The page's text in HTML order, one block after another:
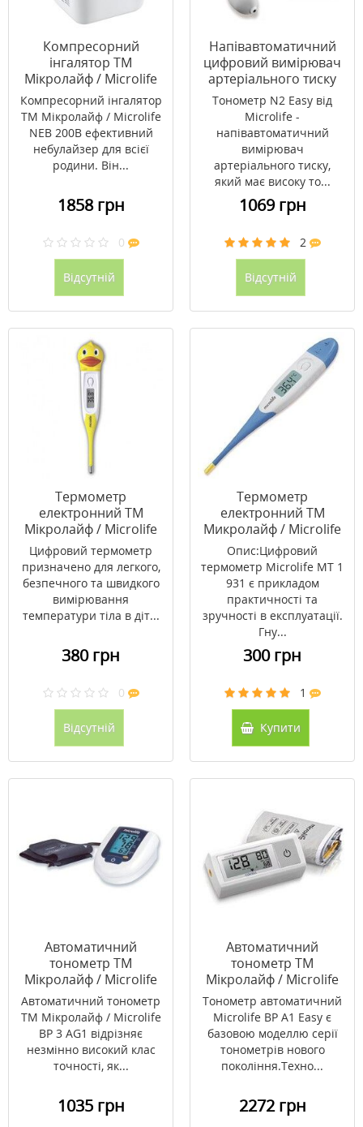
Компресорний
інгалятор ТМ
Мікролайф / Microlife
NEВ 200B
Компресорний інгалятор
ТМ Мікролайф / Microlife
NEВ 200B ефективний
небулайзер для всієї
родини. Він...
1858 грн
0
Відсутній
Напівавтоматичний
цифровий вимірювач
артеріального тиску
Мікролайф / Microlife
BP N2 Easy
Тонометр N2 Easy від
Microlife -
напівавтоматичний
вимірювач
артеріального тиску,
який має високу то...
1069 грн
2
Відсутній
Термометр
електронний ТМ
Мікролайф / Microlife
МТ-700
Цифровий термометр
призначено для легкого,
безпечного та швидкого
вимірювання
температури тіла в діт...
380 грн
0
Відсутній
Термометр
електронний ТМ
Микролайф / Microlife
МТ-1931
Опис:Цифровий
термометр Microlife МТ 1
931 є прикладом
практичності та
зручності в експлуатації.
Гну...
300 грн
1
Купити
Автоматичний
тонометр ТМ
Мікролайф / Microlife
BP 3 AG1
Автоматичний тонометр
ТМ Мікролайф / Microlife
BP 3 AG1 відрізняє
незмінно високий клас
точності, як...
1035 грн
Автоматичний
тонометр ТМ
Мікролайф / Microlife
BP A1 Easy
Тонометр автоматичний
Microlife BP A1 Easy є
базовою моделлю серії
тонометрів нового
покоління.Техно...
2272 грн